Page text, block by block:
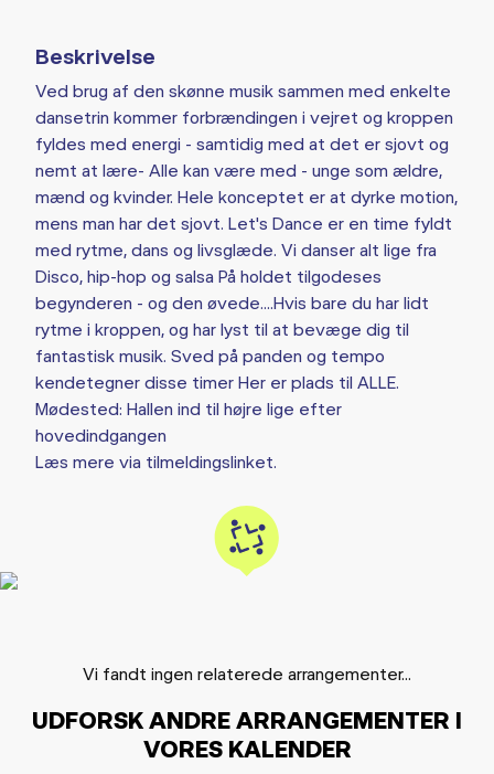
Beskrivelse
Ved brug af den skønne musik sammen med enkelte
dansetrin kommer forbrændingen i vejret og kroppen
fyldes med energi - samtidig med at det er sjovt og
nemt at lære- Alle kan være med - unge som ældre,
mænd og kvinder. Hele konceptet er at dyrke motion,
mens man har det sjovt. Let's Dance er en time fyldt
med rytme, dans og livsglæde. Vi danser alt lige fra
Disco, hip-hop og salsa På holdet tilgodeses
begynderen - og den øvede....Hvis bare du har lidt
rytme i kroppen, og har lyst til at bevæge dig til
fantastisk musik. Sved på panden og tempo
kendetegner disse timer Her er plads til ALLE.
Mødested: Hallen ind til højre lige efter
hovedindgangen
Læs mere via tilmeldingslinket.
Vi fandt ingen relaterede arrangementer...
UDFORSK ANDRE ARRANGEMENTER I
VORES KALENDER